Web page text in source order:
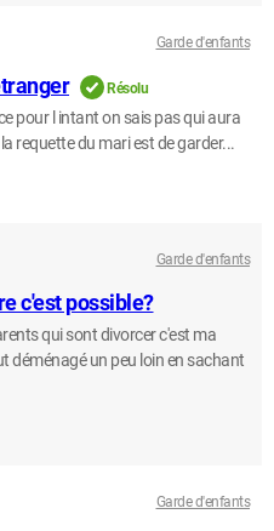
Garde d'enfants
Résolu
pour l intant on sais pas qui aura
requette du mari est de garder...
Garde d'enfants
c'est possible?
qui sont divorcer c'est ma
déménagé un peu loin en sachant
Garde d'enfants